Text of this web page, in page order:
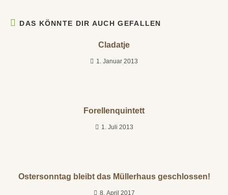
DAS KÖNNTE DIR AUCH GEFALLEN
Cladatje
1. Januar 2013
Forellenquintett
1. Juli 2013
Ostersonntag bleibt das Müllerhaus geschlossen!
8. April 2017